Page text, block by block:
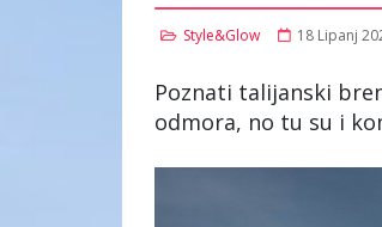
Style&Glow 18 Lipanj
Poznati talijanski
odmora, no tu su i